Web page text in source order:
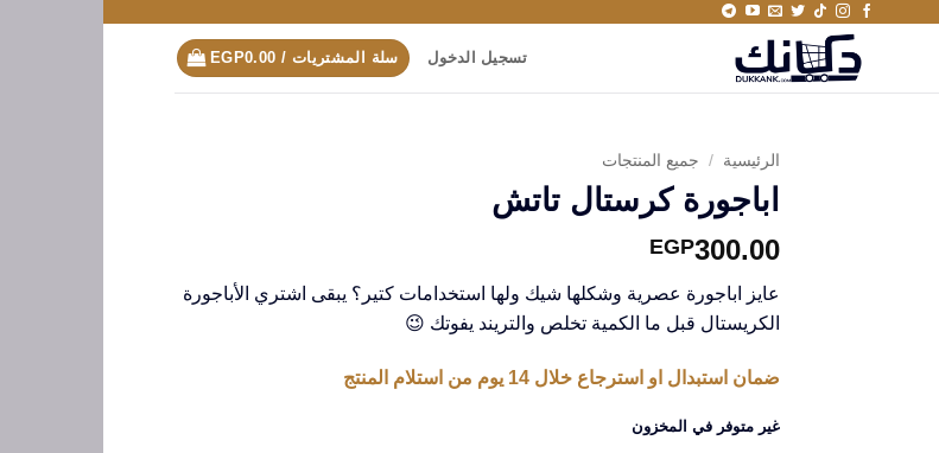
تسجيل الدخول سلة المشتريات / EGP0.00
الرئيسية / جميع المنتجات
اباجورة كرستال تاتش
EGP300.00
عايز اباجورة عصرية وشكلها شيك ولها استخدامات كتير؟ يبقى اشتري الأباجورة
الكريستال قبل ما الكمية تخلص والتريند يفوتك 😉
ضمان استبدال او استرجاع خلال 14 يوم من استلام المنتج
غير متوفر في المخزون